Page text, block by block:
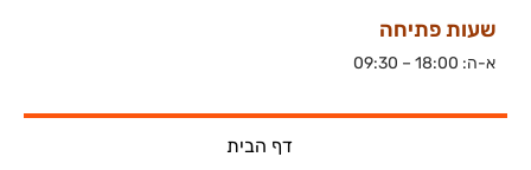
שעות פתיחה
א-ה: 18:00 – 09:30
דף הבית